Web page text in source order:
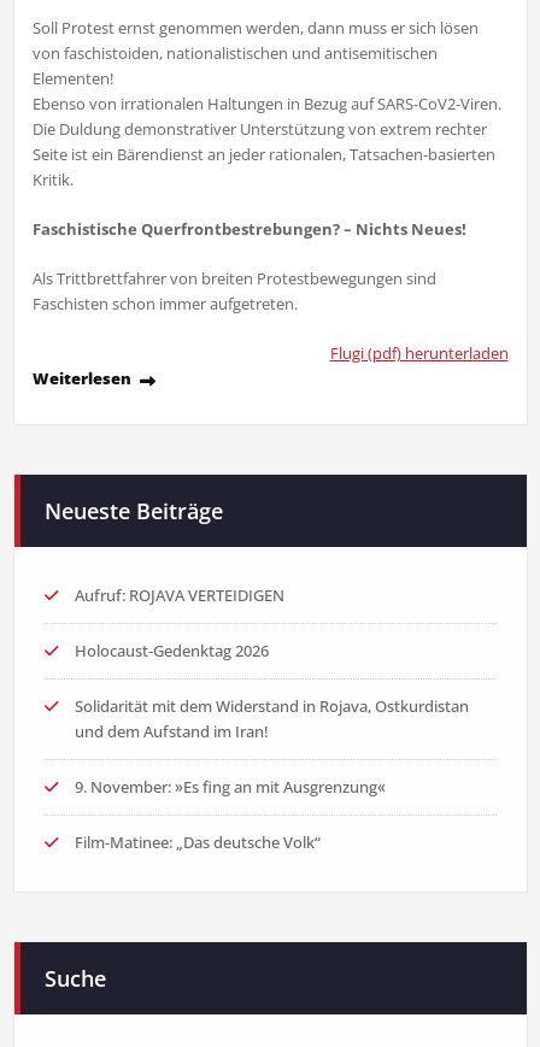
Soll Protest ernst genommen werden, dann muss er sich lösen
von faschistoiden, nationalistischen und antisemitischen
Elementen!
Ebenso von irrationalen Haltungen in Bezug auf SARS-CoV2-Viren.
Die Duldung demonstrativer Unterstützung von extrem rechter
Seite ist ein Bärendienst an jeder rationalen, Tatsachen-basierten
Kritik.
Faschistische Querfrontbestrebungen? – Nichts Neues!
Als Trittbrettfahrer von breiten Protestbewegungen sind
Faschisten schon im­mer aufge­treten.
Flugi (pdf) herunterladen
Weiterlesen
Neueste Beiträge
Aufruf: ROJAVA VERTEIDIGEN
Holocaust-Gedenktag 2026
Solidarität mit dem Widerstand in Rojava, Ostkurdistan
und dem Aufstand im Iran!
9. November: »Es fing an mit Ausgrenzung«
Film-Matinee: „Das deutsche Volk“
Suche